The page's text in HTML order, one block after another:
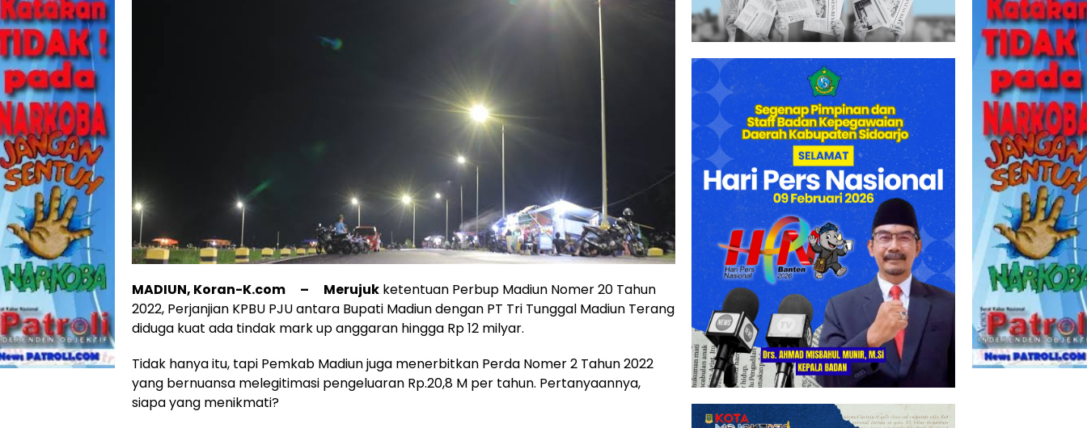
MADIUN, Koran-K.com – Merujuk ketentuan Perbup Madiun Nomer 20 Tahun
2022, Perjanjian KPBU PJU antara Bupati Madiun dengan PT Tri Tunggal Madiun Terang
diduga kuat ada tindak mark up anggaran hingga Rp 12 milyar.
Tidak hanya itu, tapi Pemkab Madiun juga menerbitkan Perda Nomer 2 Tahun 2022
yang bernuansa melegitimasi pengeluaran Rp.20,8 M per tahun. Pertanyaannya,
siapa yang menikmati?